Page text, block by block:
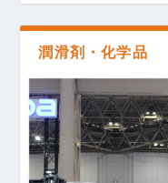
潤滑剤・化学品